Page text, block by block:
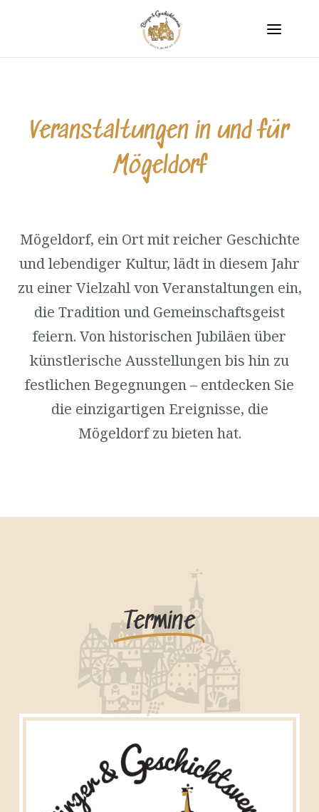
Veranstaltungen in und für
Mögeldorf
Mögeldorf, ein Ort mit reicher Geschichte
und lebendiger Kultur, lädt in diesem Jahr
zu einer Vielzahl von Veranstaltungen ein,
die Tradition und Gemeinschaftsgeist
feiern. Von historischen Jubiläen über
künstlerische Ausstellungen bis hin zu
festlichen Begegnungen – entdecken Sie
die einzigartigen Ereignisse, die
Mögeldorf zu bieten hat.
Termine